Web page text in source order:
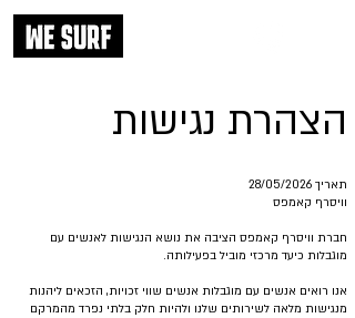
הצהרת נגישות
תאריך 28/05/2026
וויסרף קאמפס
חברת וויסרף קאמפס הציבה את נושא הנגישות לאנשים עם
מוגבלות כיעד מרכזי מוביל בפעילותה.
אנו רואים אנשים עם מוגבלות אנשים שווי זכויות, הזכאים ליהנות
מנגישות מלאה לשירותים שלנו ולהיות חלק בלתי נפרד מהמרקם